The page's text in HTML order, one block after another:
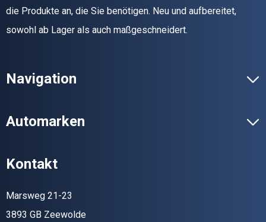
die Produkte an, die Sie benötigen. Neu und aufbereitet,
sowohl ab Lager als auch maßgeschneidert.
Navigation
Automarken
Kontakt
Marsweg 21-23
3893 GB Zeewolde